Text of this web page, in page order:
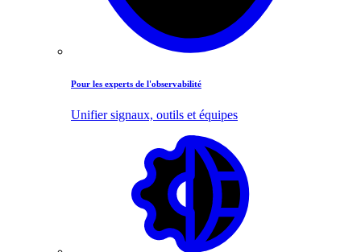
Pour les experts de l'observabilité
Unifier signaux, outils et équipes